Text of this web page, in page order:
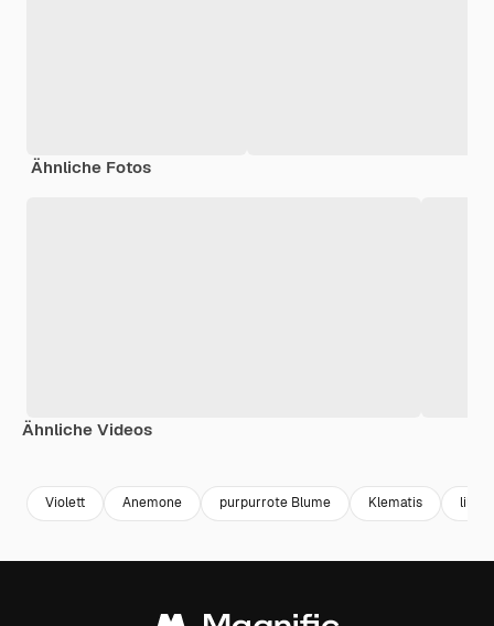
Ähnliche Fotos
Ähnliche Videos
Violett Anemone purpurrote Blume Klematis